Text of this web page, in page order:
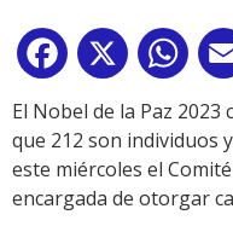
Facebook
X
El Nobel de la Paz 2023
que 212 son individuos
este miércoles el
encargada de otorgar